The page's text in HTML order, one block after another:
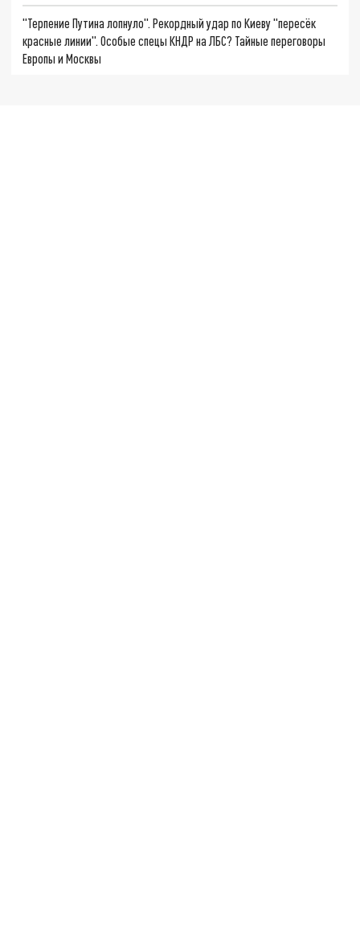
"Терпение Путина лопнуло". Рекордный удар по Киеву "пересёк
красные линии". Особые спецы КНДР на ЛБС? Тайные переговоры
Европы и Москвы